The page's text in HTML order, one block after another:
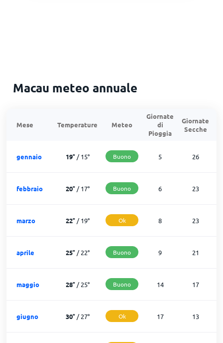
Macau meteo annuale
Mese Temperature Meteo
Giornate
di
Pioggia
Giornate
Secche
gennaio 19°/15° Buono 5 26
febbraio 20°/17° Buono 6 23
marzo 22°/19° Ok 8 23
aprile 25°/22° Buono 9 21
maggio 28°/25° Buono 14 17
giugno 30°/27° Ok 17 13